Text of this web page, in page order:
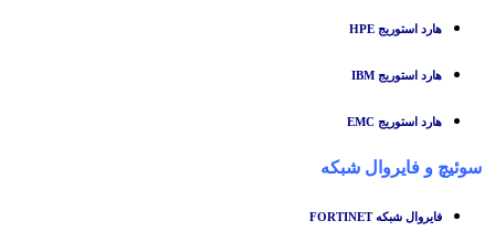
هارد استوریج HPE
هارد استوریج IBM
هارد استوریج EMC
سوئیچ و فایروال شبکه
فایروال شبکه FORTINET